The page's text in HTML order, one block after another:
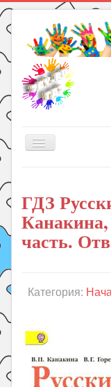
Включить/
Книги
Рукоделие
Подготовка к
ГДЗ
Психология
Летом!
ГДЗ
часть.
Категория: